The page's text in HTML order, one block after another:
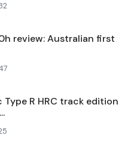
review: Australian first
R HRC track edition